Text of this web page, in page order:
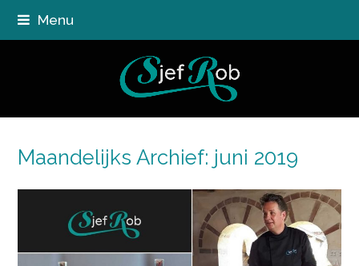
Menu
Maandelijks Archief: juni 2019